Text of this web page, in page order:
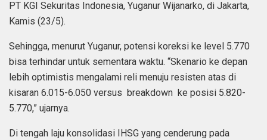
PT KGI Sekuritas Indonesia, Yuganur Wijanarko, di Jakarta,
Kamis (23/5).
Sehingga, menurut Yuganur, potensi koreksi ke level 5.770
bisa terhindar untuk sementara waktu. “Skenario ke depan
lebih optimistis mengalami reli menuju resisten atas di
kisaran 6.015-6.050 versus breakdown ke posisi 5.820-
5.770,” ujarnya.
Di tengah laju konsolidasi IHSG yang cenderung pada